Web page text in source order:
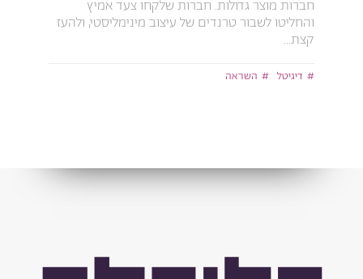
חברות מוצר גדולות. חברות שלקחו צעד אמיץ
והחליטו לשבור טרנדים של עיצוב מינימליסטי, ולהעז
קצת...
דיגיטל השראה